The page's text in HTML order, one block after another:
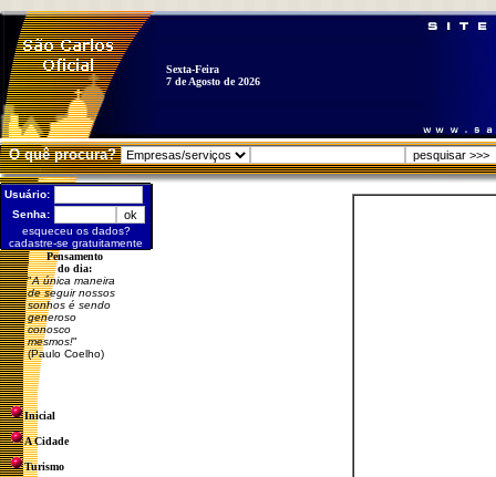
Sexta-Feira
7 de Agosto de 2026
O quê procura?
Usuário:
Senha:
esqueceu os dados?
cadastre-se gratuitamente
Pensamento
do dia:
"A única maneira
de seguir nossos
sonhos é sendo
generoso
conosco
mesmos!"
(Paulo Coelho)
Inicial
A Cidade
Turismo